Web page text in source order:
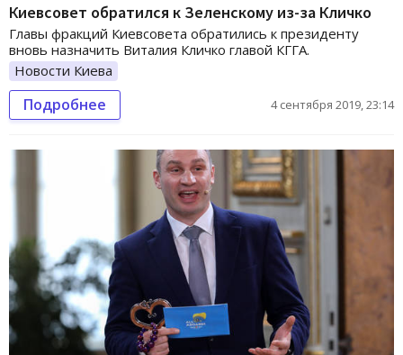
Киевсовет обратился к Зеленскому из-за Кличко
Главы фракций Киевсовета обратились к президенту
вновь назначить Виталия Кличко главой КГГА.
Новости Киева
Подробнее 4 сентября 2019, 23:14